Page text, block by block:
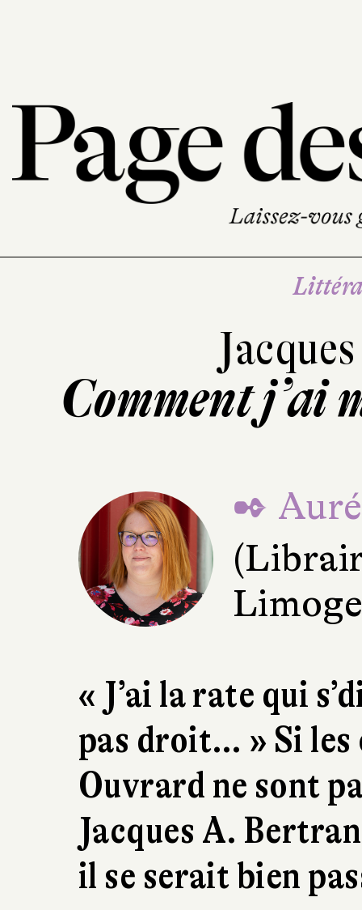
Comment j’ai
✒
« J’ai la rate qui
pas droit… » Si les
Ouvrard ne sont
Jacques A.
il se serait bien